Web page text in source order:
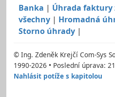
Banka | Úhrada faktury
všechny | Hromadná
Storno úhrady |
© Ing. Zdeněk Krejčí Com-Sys
1990-2026 • Poslední úprava:
Nahlásit potíže s kapitolou